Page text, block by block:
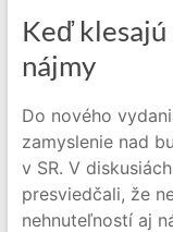
Keď
nájmy
Do nového
zamyslenie nad
v SR. V
presviedčali, že
nehnuteľností aj